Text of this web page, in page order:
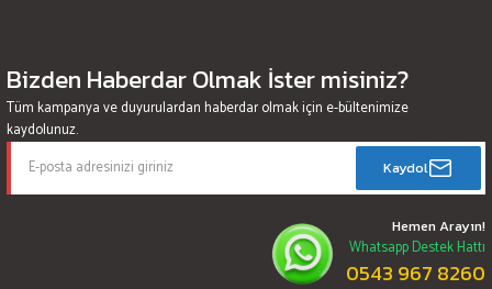
Bizden Haberdar Olmak İster misiniz?
Tüm kampanya ve duyurulardan haberdar olmak için e-bültenimize
kaydolunuz.
Kaydol
Hemen Arayın!
Whatsapp Destek Hattı
0543 967 8260